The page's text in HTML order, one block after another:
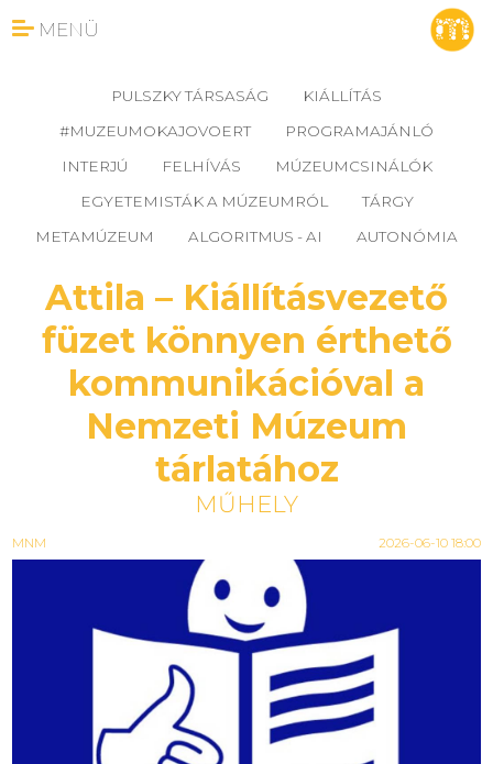
MENÜ
PULSZKY TÁRSASÁG
KIÁLLÍTÁS
#MUZEUMOKAJOVOERT
PROGRAMAJÁNLÓ
INTERJÚ
FELHÍVÁS
MÚZEUMCSINÁLÓK
EGYETEMISTÁK A MÚZEUMRÓL
TÁRGY
METAMÚZEUM
ALGORITMUS - AI AUTONÓMIA
Attila – Kiállításvezető
füzet könnyen érthető
kommunikációval a
Nemzeti Múzeum
tárlatához
MŰHELY
MNM 2026-06-10 18:00